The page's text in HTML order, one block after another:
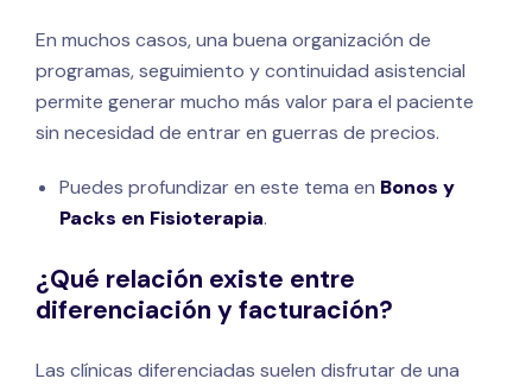
En muchos casos, una buena organización de
programas, seguimiento y continuidad asistencial
permite generar mucho más valor para el paciente
sin necesidad de entrar en guerras de precios.
Puedes profundizar en este tema en Bonos y
Packs en Fisioterapia.
¿Qué relación existe entre
diferenciación y facturación?
Las clínicas diferenciadas suelen disfrutar de una